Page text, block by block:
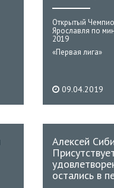
Открытый
Ярославля по
2019
«Первая лига»
09.04.2019
Алексей
остались в